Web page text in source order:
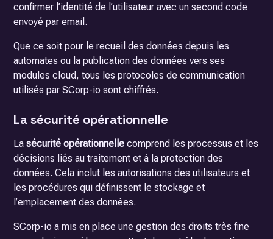
confirmer l’identité de l’utilisateur avec un second code
envoyé par email.
Que ce soit pour le recueil des données depuis les
automates ou la publication des données vers ses
modules cloud, tous les protocoles de communication
utilisés par SCorp-io sont chiffrés.
La sécurité opérationnelle
Lasécurité opérationnelle comprend les processus et les
décisions liés au traitement et à la protection des
données. Cela inclut les autorisations des utilisateurs et
les procédures qui définissent le stockage et
l’emplacement des données.
SCorp-io a mis en place une gestion des droits très fine